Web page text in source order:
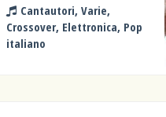
Cantautori, Varie,
Crossover, Elettronica, Pop
italiano